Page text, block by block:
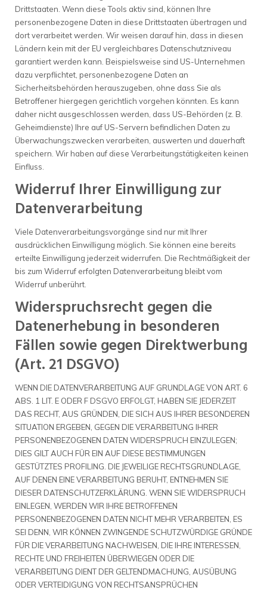
Drittstaaten. Wenn diese Tools aktiv sind, können Ihre
personenbezogene Daten in diese Drittstaaten übertragen und
dort verarbeitet werden. Wir weisen darauf hin, dass in diesen
Ländern kein mit der EU vergleichbares Datenschutzniveau
garantiert werden kann. Beispielsweise sind US-Unternehmen
dazu verpflichtet, personenbezogene Daten an
Sicherheitsbehörden herauszugeben, ohne dass Sie als
Betroffener hiergegen gerichtlich vorgehen könnten. Es kann
daher nicht ausgeschlossen werden, dass US-Behörden (z. B.
Geheimdienste) Ihre auf US-Servern befindlichen Daten zu
Überwachungszwecken verarbeiten, auswerten und dauerhaft
speichern. Wir haben auf diese Verarbeitungstätigkeiten keinen
Einfluss.
Widerruf Ihrer Einwilligung zur
Datenverarbeitung
Viele Datenverarbeitungsvorgänge sind nur mit Ihrer
ausdrücklichen Einwilligung möglich. Sie können eine bereits
erteilte Einwilligung jederzeit widerrufen. Die Rechtmäßigkeit der
bis zum Widerruf erfolgten Datenverarbeitung bleibt vom
Widerruf unberührt.
Widerspruchsrecht gegen die
Datenerhebung in besonderen
Fällen sowie gegen Direktwerbung
(Art. 21 DSGVO)
WENN DIE DATENVERARBEITUNG AUF GRUNDLAGE VON ART. 6
ABS. 1 LIT. E ODER F DSGVO ERFOLGT, HABEN SIE JEDERZEIT
DAS RECHT, AUS GRÜNDEN, DIE SICH AUS IHRER BESONDEREN
SITUATION ERGEBEN, GEGEN DIE VERARBEITUNG IHRER
PERSONENBEZOGENEN DATEN WIDERSPRUCH EINZULEGEN;
DIES GILT AUCH FÜR EIN AUF DIESE BESTIMMUNGEN
GESTÜTZTES PROFILING. DIE JEWEILIGE RECHTSGRUNDLAGE,
AUF DENEN EINE VERARBEITUNG BERUHT, ENTNEHMEN SIE
DIESER DATENSCHUTZERKLÄRUNG. WENN SIE WIDERSPRUCH
EINLEGEN, WERDEN WIR IHRE BETROFFENEN
PERSONENBEZOGENEN DATEN NICHT MEHR VERARBEITEN, ES
SEI DENN, WIR KÖNNEN ZWINGENDE SCHUTZWÜRDIGE GRÜNDE
FÜR DIE VERARBEITUNG NACHWEISEN, DIE IHRE INTERESSEN,
RECHTE UND FREIHEITEN ÜBERWIEGEN ODER DIE
VERARBEITUNG DIENT DER GELTENDMACHUNG, AUSÜBUNG
ODER VERTEIDIGUNG VON RECHTSANSPRÜCHEN